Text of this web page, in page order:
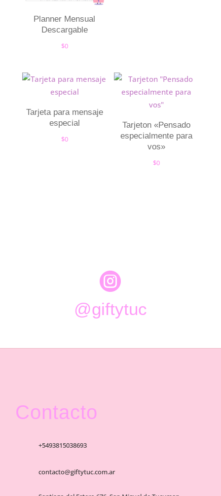
Planner Mensual
Descargable
$0
Tarjeta para mensaje
especial
$0
Tarjeton «Pensado
especialmente para
vos»
$0

@giftytuc
Contacto
+5493815038693
contacto@giftytuc.com.ar